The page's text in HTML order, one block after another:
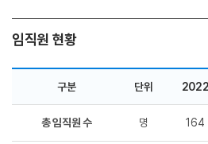
임직원 현황
구분 단위 2022
총 임직원 수 명 164